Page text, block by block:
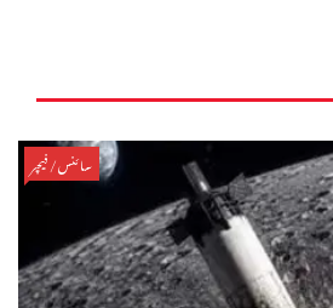
سائنس/فیچر